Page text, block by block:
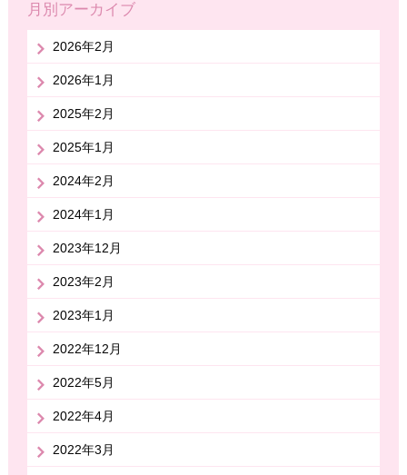
月別アーカイブ
2026年2月
2026年1月
2025年2月
2025年1月
2024年2月
2024年1月
2023年12月
2023年2月
2023年1月
2022年12月
2022年5月
2022年4月
2022年3月